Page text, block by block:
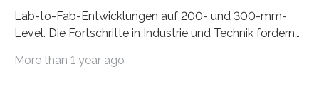
Lab-to-Fab-Entwicklungen auf 200- und 300-mm-
Level. Die Fortschritte in Industrie und Technik fordern
Mikrochips, sowohl aus technischer, wirtschaftlicher, als
More than 1 year ago